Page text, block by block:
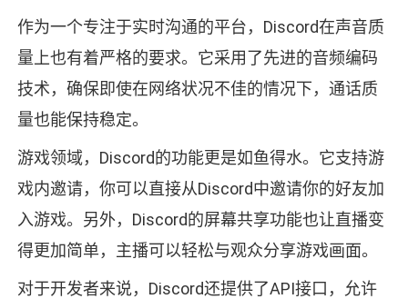
作为一个专注于实时沟通的平台，Discord在声音质
量上也有着严格的要求。它采用了先进的音频编码
技术，确保即使在网络状况不佳的情况下，通话质
量也能保持稳定。
游戏领域，Discord的功能更是如鱼得水。它支持游
戏内邀请，你可以直接从Discord中邀请你的好友加
入游戏。另外，Discord的屏幕共享功能也让直播变
得更加简单，主播可以轻松与观众分享游戏画面。
对于开发者来说，Discord还提供了API接口，允许